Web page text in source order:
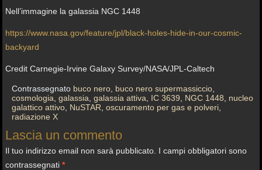
Nell’immagine la galassia NGC 1448
https://www.nasa.gov/feature/jpl/black-holes-hide-in-our-cosmic-
backyard
Credit Carnegie-Irvine Galaxy Survey/NASA/JPL-Caltech
Contrassegnato buco nero buco nero supermassiccio
cosmologia ,galassia ,galassia attiva IC 3639 NGC 1448
nucleo
galattico attivo NuSTAR ,oscuramento per gas e polveri
radiazione X
Lascia un commento
Il tuo indirizzo email non sarà pubblicato. I campi obbligatori sono
contrassegnati*